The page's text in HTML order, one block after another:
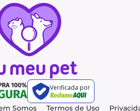
Verificada por
Somos Termos de Uso